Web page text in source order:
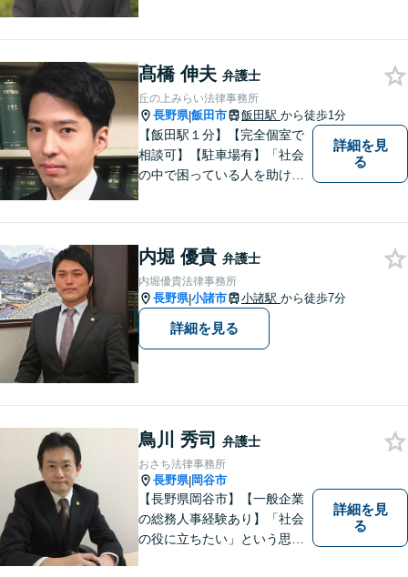
のようなことでも、お気軽に
ご相談ください。
髙橋 伸夫 弁護士
丘の上みらい法律事務所
長野県|飯田市 飯田駅 から徒歩1分
【飯田駅１分】【完全個室で
相談可】【駐車場有】「社会
の中で困っている人を助けた
であることを心がけ、誠実
に、そして丁寧に対応してい
きます。
詳細を見
る
内堀 優貴 弁護士
内堀優貴法律事務所
長野県|小諸市 小諸駅 から徒歩7分
詳細を見る
鳥川 秀司 弁護士
おさち法律事務所
長野県|岡谷市
【長野県岡谷市】【一般企業
の総務人事経験あり】「社会
の役に立ちたい」という思い
詳細を見
る